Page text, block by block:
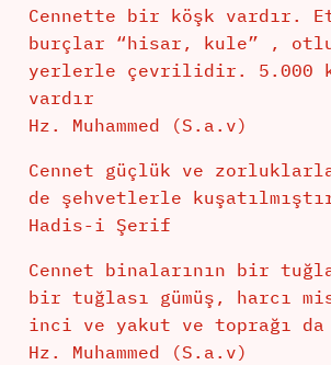
Cennette bir köşk vardır.
burçlar “hisar, kule” ,
yerlerle çevrilidir. 5.000
vardır
Hz. Muhammed (S.a.v)
Cennet güçlük ve
de şehvetlerle
Hadis-i Şerif
Cennet binalarının bir
bir tuğlası gümüş, harcı
inci ve yakut ve toprağı da
Hz. Muhammed (S.a.v)